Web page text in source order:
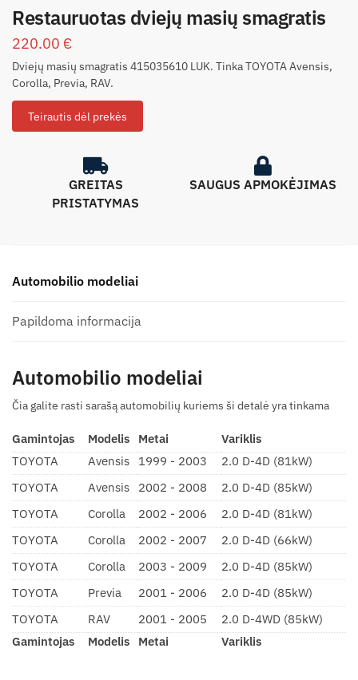
Restauruotas dviejų masių smagratis
220.00 €
Dviejų masių smagratis 415035610 LUK. Tinka TOYOTA Avensis,
Corolla, Previa, RAV.
Teirautis dėl prekės
GREITAS
PRISTATYMAS
SAUGUS APMOKĖJIMAS
Automobilio modeliai
Papildoma informacija
Automobilio modeliai
Čia galite rasti sarašą automobilių kuriems ši detalė yra tinkama
Gamintojas Modelis Metai Variklis
Gamintojas Modelis Metai Variklis
TOYOTA Avensis 1999 - 2003
2.0 D-4D (81kW)
TOYOTA
Avensis 2002 - 2008
2.0 D-4D (85kW)
TOYOTA
Corolla 2002 - 2006
2.0 D-4D (81kW)
TOYOTA
Corolla 2002 - 2007
2.0 D-4D (66kW)
TOYOTA
Corolla 2003 - 2009
2.0 D-4D (85kW)
TOYOTA
Previa 2001 - 2006
2.0 D-4D (85kW)
TOYOTA
RAV 2001 - 2005 2.0 D-4WD (85kW)